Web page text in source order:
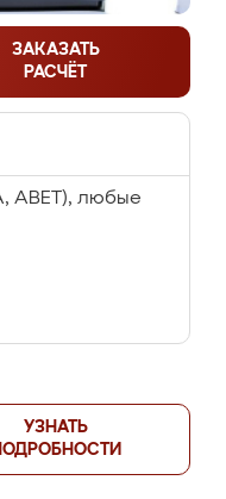
ЗАКАЗАТЬ
РАСЧЁТ
ABET), любые
УЗНАТЬ